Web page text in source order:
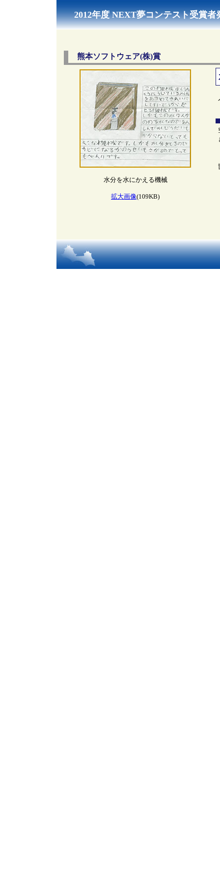
2012年度 NEXT夢コンテスト受賞者
熊本ソフトウェア(株)賞
水分を水にかえる機械
拡大画像(109KB)